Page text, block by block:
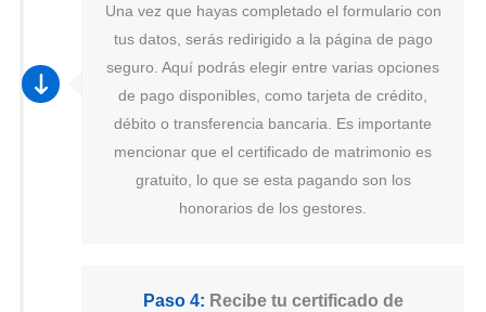
Una vez que hayas completado el formulario con
tus datos, serás redirigido a la página de pago
seguro. Aquí podrás elegir entre varias opciones
de pago disponibles, como tarjeta de crédito,
débito o transferencia bancaria. Es importante
mencionar que el certificado de matrimonio es
gratuito, lo que se esta pagando son los
honorarios de los gestores.
Paso 4: Recibe tu certificado de